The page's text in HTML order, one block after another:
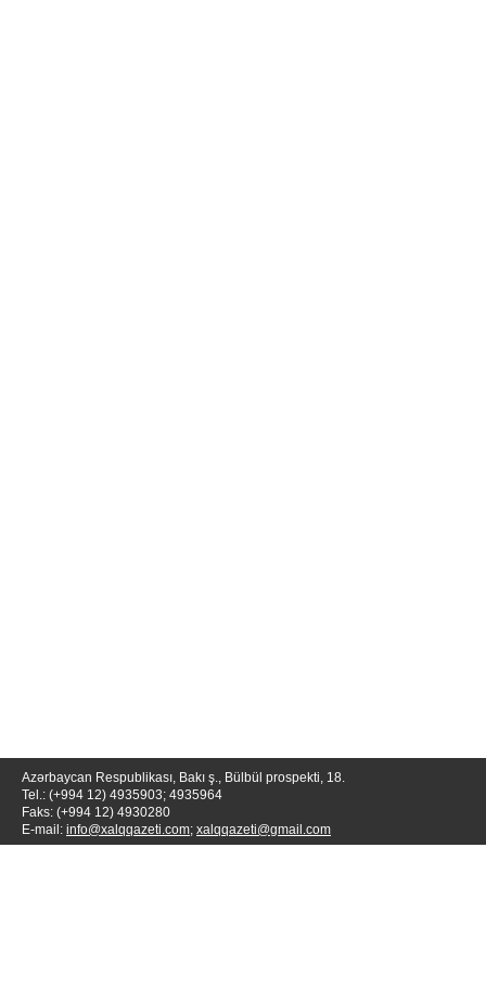
Azərbaycan Respublikası, Bakı ş., Bülbül prospekti, 18.
Tel.: (+994 12) 4935903; 4935964
Faks: (+994 12) 4930280
E-mail: info@xalqqazeti.com; xalqqazeti@gmail.com